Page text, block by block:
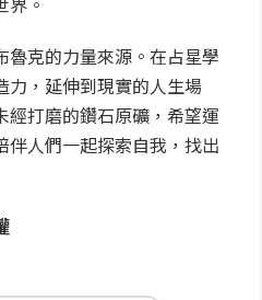
魯克的力量來源。在占星學
力，延伸到現實的人生場
經打磨的鑽石原礦，希望運
伴人們一起探索自我，找出